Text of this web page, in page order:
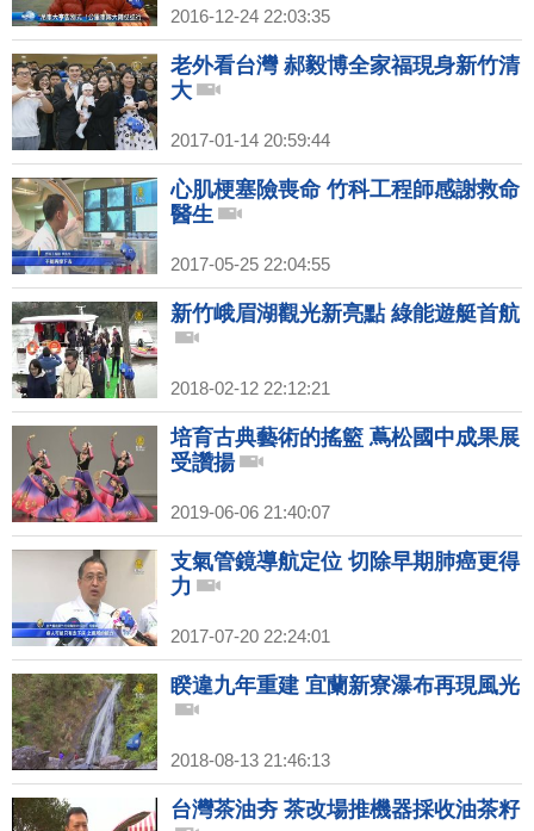
2016-12-24 22:03:35
老外看台灣 郝毅博全家福現身新竹清
大
2017-01-14 20:59:44
心肌梗塞險喪命 竹科工程師感謝救命
醫生
2017-05-25 22:04:55
新竹峨眉湖觀光新亮點 綠能遊艇首航
2018-02-12 22:12:21
培育古典藝術的搖籃 蔦松國中成果展
受讚揚
2019-06-06 21:40:07
支氣管鏡導航定位 切除早期肺癌更得
力
2017-07-20 22:24:01
睽違九年重建 宜蘭新寮瀑布再現風光
2018-08-13 21:46:13
台灣茶油夯 茶改場推機器採收油茶籽